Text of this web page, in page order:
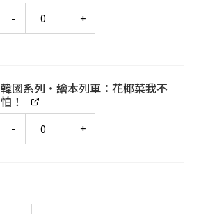
韓國系列‧繪本列車：花椰菜我不
怕！